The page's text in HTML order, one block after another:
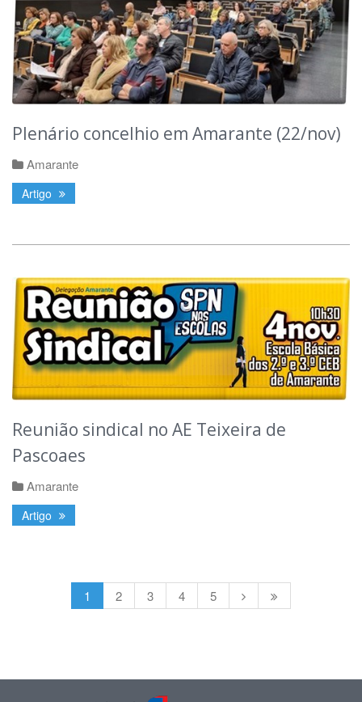
Plenário concelhio em Amarante (22/nov)
Amarante
Artigo
Reunião sindical no AE Teixeira de
Pascoaes
Amarante
Artigo
1 2 3 4 5